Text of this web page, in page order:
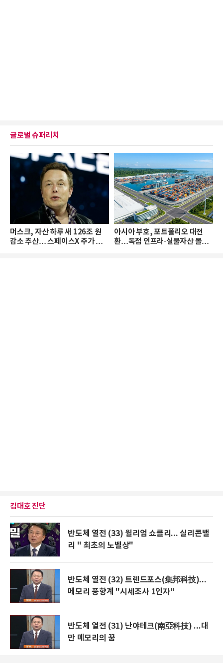
글로벌 슈퍼리치
머스크, 자산 하루 새 126조 원
감소 추산… 스페이스X 주가 하
아시아 부호, 포트폴리오 대전
환…독점 인프라·실물자산 몰린
김대호 진단
반도체 열전 (33) 윌리엄 쇼클리... 실리콘밸
리 " 최초의 노벨상"
반도체 열전 (32) 트렌드포스(集邦科技)...
메모리 풍향계 "시세조사 1인자"
반도체 열전 (31) 난야테크(南亞科技) ...대
만 메모리의 꿈